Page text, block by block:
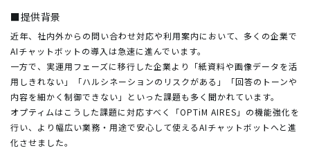
■提供背景
近年、社内外からの問い合わせ対応や利用案内において、多くの企業で
AIチャットボットの導入は急速に進んでいます。
一方で、実運用フェーズに移行した企業より「紙資料や画像データを活
用しきれない」「ハルシネーションのリスクがある」「回答のトーンや
内容を細かく制御できない」といった課題も多く聞かれています。
オプティムはこうした課題に対応すべく「OPTiM AIRES」の機能強化を
行い、より幅広い業務・用途で安心して使えるAIチャットボットへと進
化させました。